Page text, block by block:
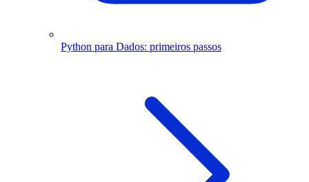
Python para Dados: primeiros passos